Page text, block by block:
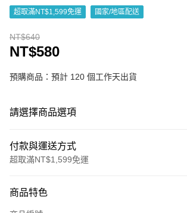
超取滿NT$1,599免運 國家/地區配送
NT$640
NT$580
預購商品：預計 120 個工作天出貨
請選擇商品選項
付款與運送方式
超取滿NT$1,599免運
信用卡一次付款
商品特色